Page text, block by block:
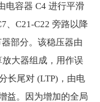
电容器 C4 进行平滑
、C21-C22 旁路以降
部分。该稳压器由
大器组成，用作误
长尾对 (LTP)，由电
益。因为增加的全局